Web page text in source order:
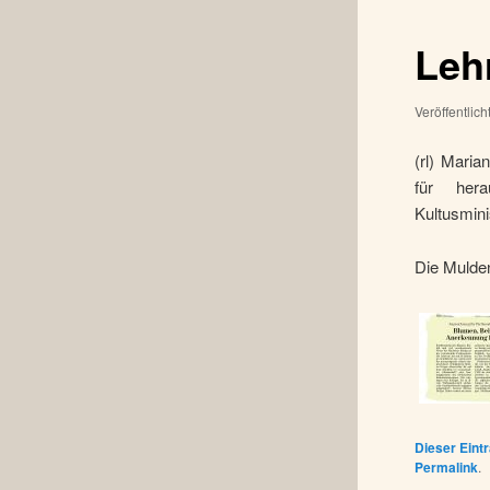
(rl)
für
Die
Dieser
Permalink.